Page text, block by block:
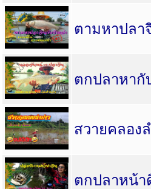
ตามหาปลา
ตกปลาหากั
สวายคลอง
ตกปลาหน้า